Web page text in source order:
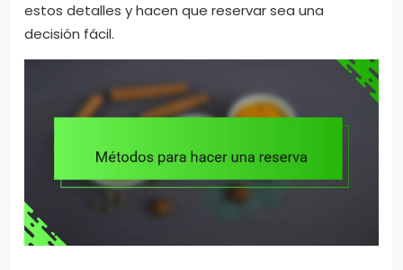
estos detalles y hacen que reservar sea una
decisión fácil.